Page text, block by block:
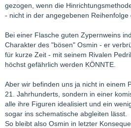
gezogen, wenn die
- nicht in der angegebenen Reihenfolge
Bei einer Flasche guten Zypernweins
Charakter des "bösen" Osmin - er
für kurze Zeit - mit seinem Rivalen
höchst gefährlich werden KÖNNTE.
Aber wir befinden uns ja nicht in einem
21. Jahrhunderts, sondern in einer
alle ihre Figuren idealisiert und ein
sogar ins schematische abgleiten lässt.
So bleibt also Osmin in letzter